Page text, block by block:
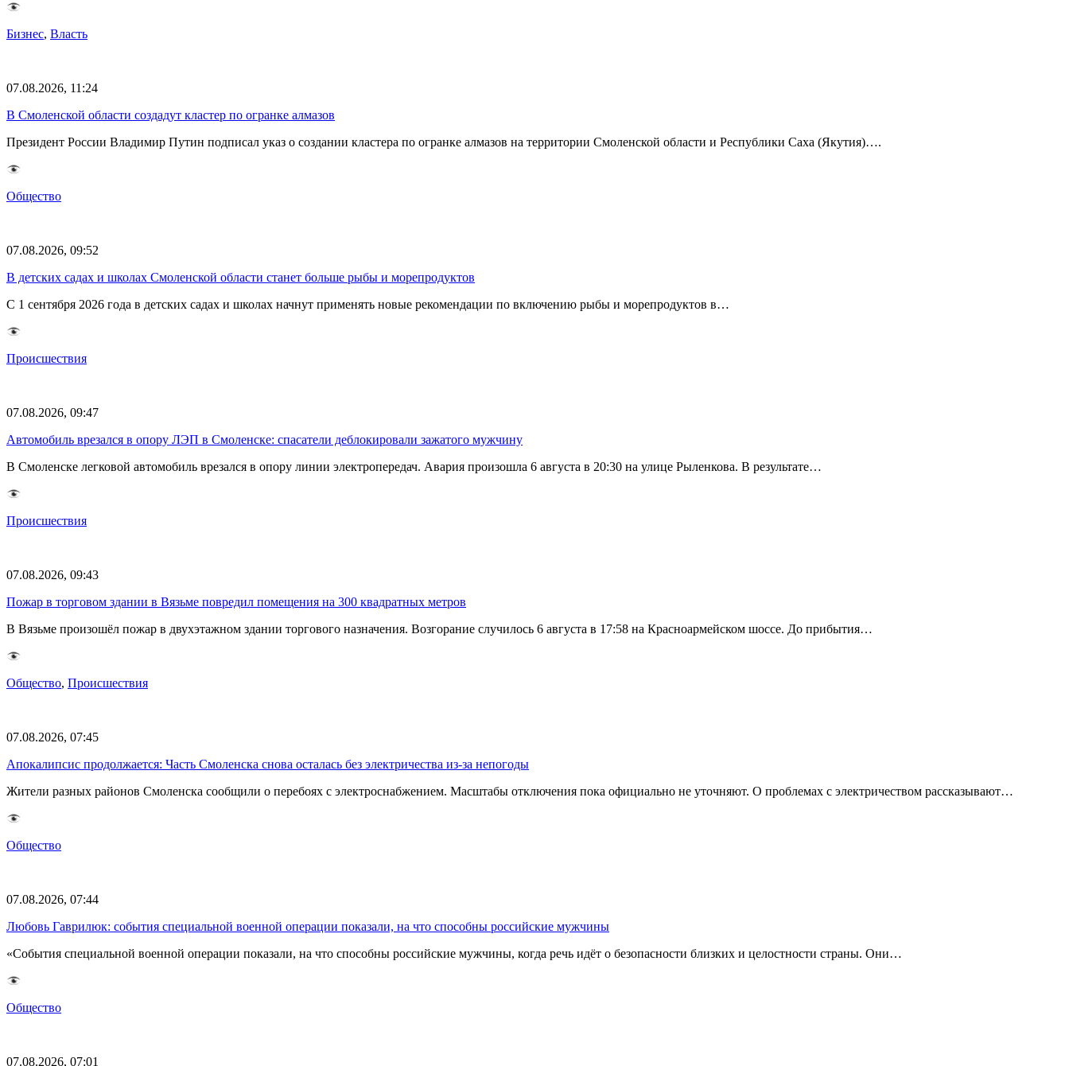
Бизнес, Власть
07.08.2026, 11:24
В Смоленской области создадут кластер по огранке алмазов
Президент России Владимир Путин подписал указ о создании кластера по огранке алмазов на территории Смоленской области и Республики Саха (Якутия)….
Общество
07.08.2026, 09:52
В детских садах и школах Смоленской области станет больше рыбы и морепродуктов
С 1 сентября 2026 года в детских садах и школах начнут применять новые рекомендации по включению рыбы и морепродуктов в…
Происшествия
07.08.2026, 09:47
Автомобиль врезался в опору ЛЭП в Смоленске: спасатели деблокировали зажатого мужчину
В Смоленске легковой автомобиль врезался в опору линии электропередач. Авария произошла 6 августа в 20:30 на улице Рыленкова. В результате…
Происшествия
07.08.2026, 09:43
Пожар в торговом здании в Вязьме повредил помещения на 300 квадратных метров
В Вязьме произошёл пожар в двухэтажном здании торгового назначения. Возгорание случилось 6 августа в 17:58 на Красноармейском шоссе. До прибытия…
Общество, Происшествия
07.08.2026, 07:45
Апокалипсис продолжается: Часть Смоленска снова осталась без электричества из-за непогоды
Жители разных районов Смоленска сообщили о перебоях с электроснабжением. Масштабы отключения пока официально не уточняют. О проблемах с электричеством рассказывают…
Общество
07.08.2026, 07:44
Любовь Гаврилюк: события специальной военной операции показали, на что способны российские мужчины
«События специальной военной операции показали, на что способны российские мужчины, когда речь идёт о безопасности близких и целостности страны. Они…
Общество
07.08.2026, 07:01